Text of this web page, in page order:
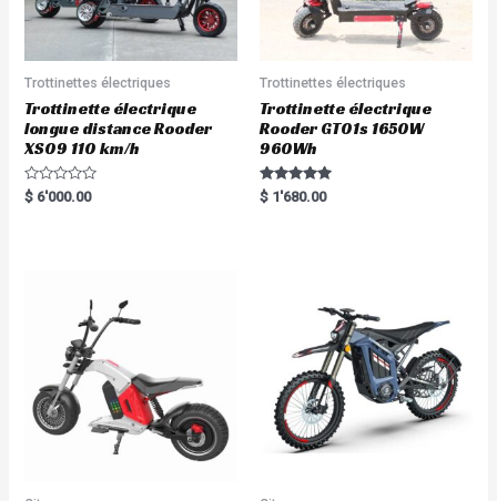
Trottinettes électriques
Trottinette électrique
longue distance Rooder
XS09 110 km/h
R
a
$ 6'000.00
Trottinettes électriques
Trottinette électrique
Rooder GT01s 1650W
960Wh
Rated
5.00
$ 1'680.00